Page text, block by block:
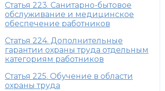
Статья 223. Санитарно-бытовое
обслуживание и медицинское
обеспечение работников
Статья 224. Дополнительные
гарантии охраны труда отдельным
категориям работников
Статья 225. Обучение в области
охраны труда